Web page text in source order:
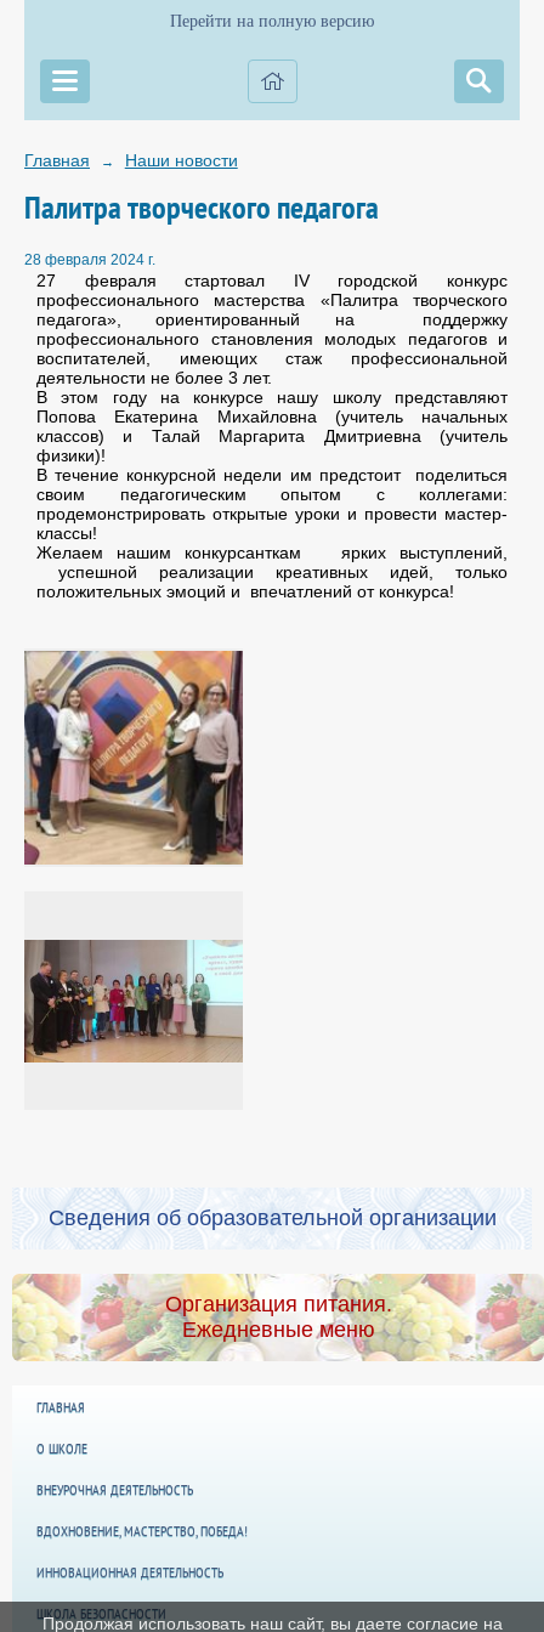
Перейти на полную версию
Главная → Наши новости
Палитра творческого педагога
28 февраля 2024 г.
27 февраля стартовал IV городской конкурс
профессионального мастерства «Палитра творческого
педагога», ориентированный на поддержку
профессионального становления молодых педагогов и
воспитателей, имеющих стаж профессиональной
деятельности не более 3 лет.
В этом году на конкурсе нашу школу представляют
Попова Екатерина Михайловна (учитель начальных
классов) и Талай Маргарита Дмитриевна (учитель
физики)!
В течение конкурсной недели им предстоит поделиться
своим педагогическим опытом с коллегами:
продемонстрировать открытые уроки и провести мастер-
классы!
Желаем нашим конкурсанткам ярких выступлений,
успешной реализации креативных идей, только
положительных эмоций и впечатлений от конкурса!
Сведения об образовательной организации
Организация питания.
Ежедневные меню
ГЛАВНАЯ
О ШКОЛЕ
ВНЕУРОЧНАЯ ДЕЯТЕЛЬНОСТЬ
ВДОХНОВЕНИЕ, МАСТЕРСТВО, ПОБЕДА!
ИННОВАЦИОННАЯ ДЕЯТЕЛЬНОСТЬ
ШКОЛА БЕЗОПАСНОСТИ
Продолжая использовать наш сайт, вы даете согласие на